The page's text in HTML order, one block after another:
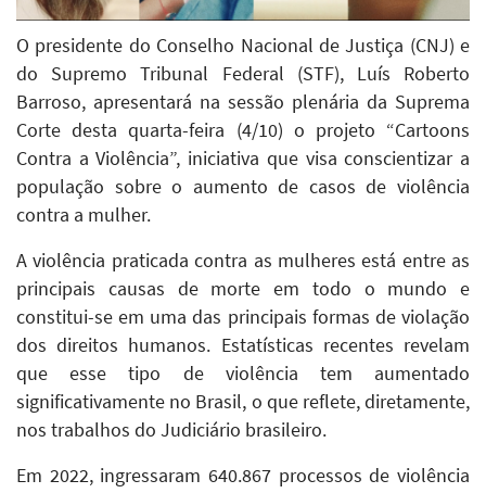
O presidente do Conselho Nacional de Justiça (CNJ) e
do Supremo Tribunal Federal (STF), Luís Roberto
Barroso, apresentará na sessão plenária da Suprema
Corte desta quarta-feira (4/10) o projeto “Cartoons
Contra a Violência”, iniciativa que visa conscientizar a
população sobre o aumento de casos de violência
contra a mulher.
A violência praticada contra as mulheres está entre as
principais causas de morte em todo o mundo e
constitui-se em uma das principais formas de violação
dos direitos humanos. Estatísticas recentes revelam
que esse tipo de violência tem aumentado
significativamente no Brasil, o que reflete, diretamente,
nos trabalhos do Judiciário brasileiro.
Em 2022, ingressaram 640.867 processos de violência